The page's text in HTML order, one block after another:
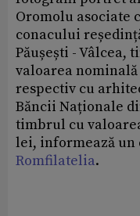
Oromolu asociate
conacului
Păușești - Vâlcea,
valoarea nominală
respectiv cu
Băncii Naționale
timbrul cu
lei, informează un
Romfilatelia.